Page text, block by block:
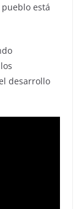
está
desarrollo